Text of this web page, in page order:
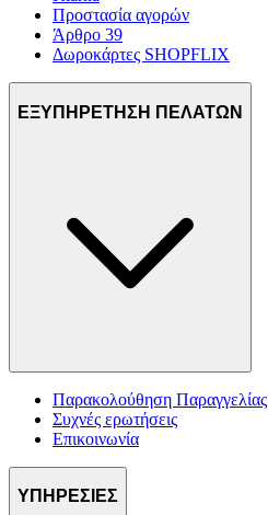
Προστασία αγορών
Άρθρο 39
Δωροκάρτες SHOPFLIX
ΕΞΥΠΗΡΕΤΗΣΗ ΠΕΛΑΤΩΝ
Παρακολούθηση Παραγγελίας
Συχνές ερωτήσεις
Επικοινωνία
ΥΠΗΡΕΣΙΕΣ